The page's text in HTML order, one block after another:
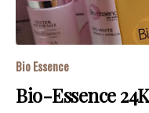
Bio Essence
Bio-Essence